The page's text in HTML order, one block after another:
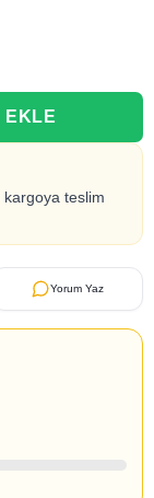
kargoya teslim
Yorum Yaz